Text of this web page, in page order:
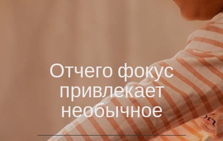
Отчего фокус
привлекает
необычное